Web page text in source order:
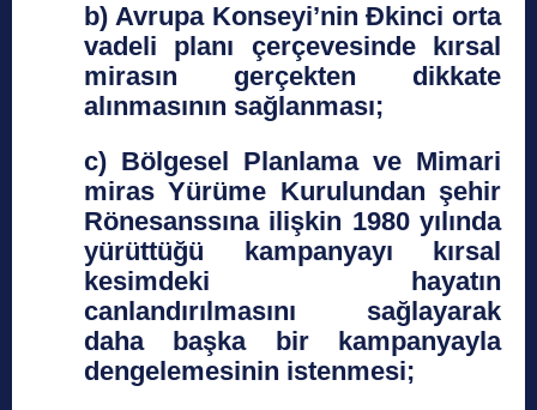
b) Avrupa Konseyi’nin Đkinci orta
vadeli planı çerçevesinde kırsal
mirasın gerçekten dikkate
alınmasının sağlanması;
c) Bölgesel Planlama ve Mimari
miras Yürüme Kurulundan şehir
Rönesanssına ilişkin 1980 yılında
yürüttüğü kampanyayı kırsal
kesimdeki hayatın
canlandırılmasını sağlayarak
daha başka bir kampanyayla
dengelemesinin istenmesi;